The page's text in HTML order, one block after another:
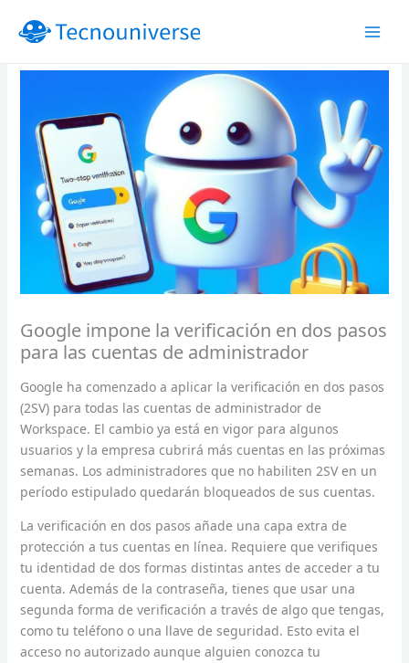
Google impone la verificación en dos pasos
para las cuentas de administrador
Google ha comenzado a aplicar la verificación en dos pasos
(2SV) para todas las cuentas de administrador de
Workspace. El cambio ya está en vigor para algunos
usuarios y la empresa cubrirá más cuentas en las próximas
semanas. Los administradores que no habiliten 2SV en un
período estipulado quedarán bloqueados de sus cuentas.
La verificación en dos pasos añade una capa extra de
protección a tus cuentas en línea. Requiere que verifiques
tu identidad de dos formas distintas antes de acceder a tu
cuenta. Además de la contraseña, tienes que usar una
segunda forma de verificación a través de algo que tengas,
como tu teléfono o una llave de seguridad. Esto evita el
acceso no autorizado aunque alguien conozca tu